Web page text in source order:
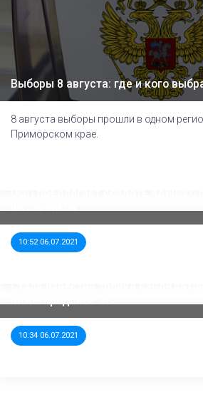
Выборы 8 августа: где и кого
8 августа выборы прошли в одном
Приморском крае.
10:52 06.07.2021
10:34 06.07.2021